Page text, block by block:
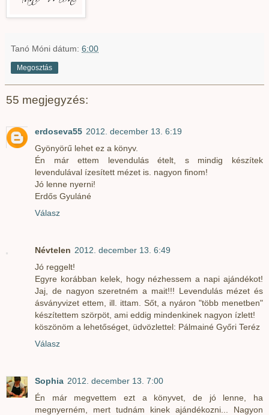
Tanó Móni dátum: 6:00
Megosztás
55 megjegyzés:
erdoseva55 2012. december 13. 6:19
Gyönyörű lehet ez a könyv.
Én már ettem levendulás ételt, s mindig készítek
levendulával ízesített mézet is. nagyon finom!
Jó lenne nyerni!
Erdős Gyuláné
Válasz
Névtelen 2012. december 13. 6:49
Jó reggelt!
Egyre korábban kelek, hogy nézhessem a napi ajándékot!
Jaj, de nagyon szeretném a mait!!! Levendulás mézet és
ásványvizet ettem, ill. ittam. Sőt, a nyáron "több menetben"
készítettem szörpöt, ami eddig mindenkinek nagyon ízlett!
köszönöm a lehetőséget, üdvözlettel: Pálmainé Győri Teréz
Válasz
Sophia 2012. december 13. 7:00
Én már megvettem ezt a könyvet, de jó lenne, ha
megnyerném, mert tudnám kinek ajándékozni... Nagyon